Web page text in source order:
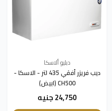
دبليو ألاسكا
ديب فريزر أفقي 435 لتر - الاسكا -
CH500 (ابيض)
24,750 جنيه